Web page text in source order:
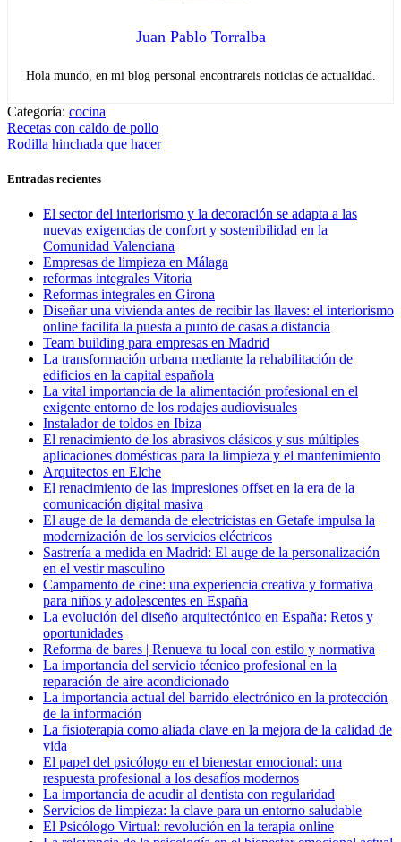
Juan Pablo Torralba
Hola mundo, en mi blog personal encontrareis noticias de actualidad.
Categoría: cocina
Navegación
de
entradas
Entrada
anterior:
Recetas con caldo de pollo
Entrada
Rodilla hinchada que hacer
Entradas recientes
El sector del interiorismo y la decoración se adapta a las
nuevas exigencias de confort y sostenibilidad en la
Comunidad Valenciana
Empresas de limpieza en Málaga
reformas integrales Vitoria
Reformas integrales en Girona
Diseñar una vivienda antes de recibir las llaves: el interiorismo
online facilita la puesta a punto de casas a distancia
Team building para empresas en Madrid
La transformación urbana mediante la rehabilitación de
edificios en la capital española
La vital importancia de la alimentación profesional en el
exigente entorno de los rodajes audiovisuales
Instalador de toldos en Ibiza
El renacimiento de los abrasivos clásicos y sus múltiples
aplicaciones domésticas para la limpieza y el mantenimiento
Arquitectos en Elche
El renacimiento de las impresiones offset en la era de la
comunicación digital masiva
El auge de la demanda de electricistas en Getafe impulsa la
modernización de los servicios eléctricos
Sastrería a medida en Madrid: El auge de la personalización
en el vestir masculino
Campamento de cine: una experiencia creativa y formativa
para niños y adolescentes en España
La evolución del diseño arquitectónico en España: Retos y
oportunidades
Reforma de bares | Renueva tu local con estilo y normativa
La importancia del servicio técnico profesional en la
reparación de aire acondicionado
La importancia actual del barrido electrónico en la protección
de la información
La fisioterapia como aliada clave en la mejora de la calidad de
vida
El papel del psicólogo en el bienestar emocional: una
respuesta profesional a los desafíos modernos
La importancia de acudir al dentista con regularidad
Servicios de limpieza: la clave para un entorno saludable
El Psicólogo Virtual: revolución en la terapia online